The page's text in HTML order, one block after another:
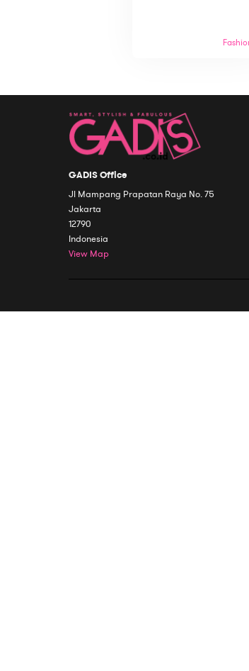
GADIS Office
Jl Mampang Prapatan Raya No. 75
Jakarta
12790
Indonesia
View Map